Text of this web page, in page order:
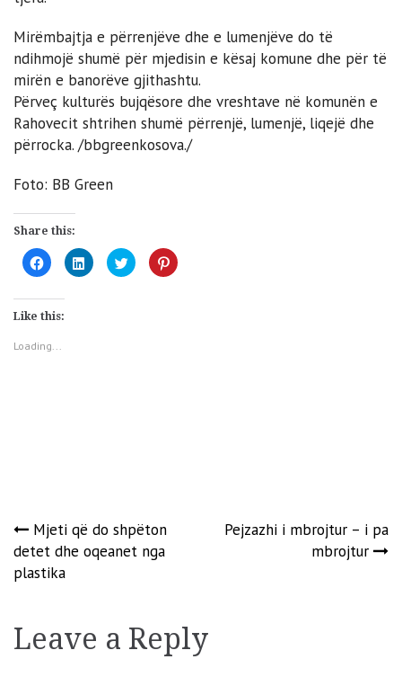
Mirëmbajtja e përrenjëve dhe e lumenjëve do të
ndihmojë shumë për mjedisin e kësaj komune dhe për të
mirën e banorëve gjithashtu.
Përveç kulturës bujqësore dhe vreshtave në komunën e
Rahovecit shtrihen shumë përrenjë, lumenjë, liqejë dhe
përrocka. /bbgreenkosova./
Foto: BB Green
Share this:
Click
to
share
Facebook
(Opens
in
window)
Click
to
share
Click
to
share
Click
to
Like this:
Loading...
Post
navigation
Mjeti që do shpëton
detet dhe oqeanet nga
plastika
Pejzazhi i mbrojtur – i pa
mbrojtur
Leave a Reply